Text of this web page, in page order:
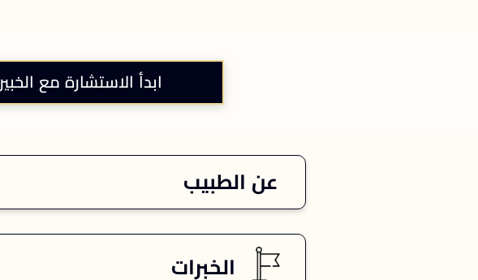
ابدأ الاستشارة مع الخبير
عن الطبيب
الخبرات